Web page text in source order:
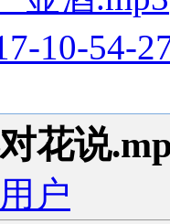
10-54-
花说
户